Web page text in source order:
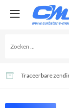
Gemakkelijk en
Veel artikelen uit
Traceerbare